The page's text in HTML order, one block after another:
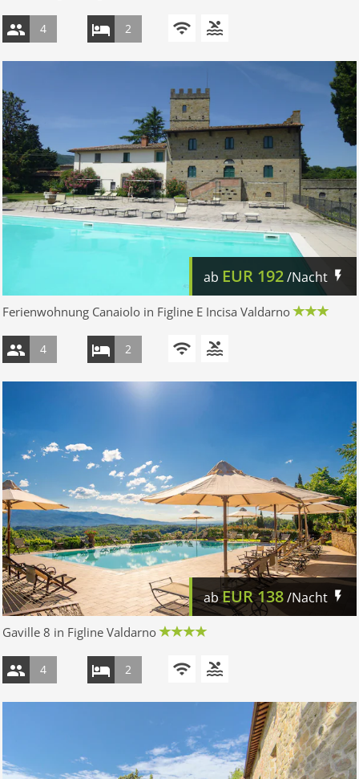
4 2
ab EUR 192/Nacht
Ferienwohnung Canaiolo in Figline E Incisa Valdarno
4 2
abEUR138/Nacht
Gaville 8 in Figline Valdarno
4 2